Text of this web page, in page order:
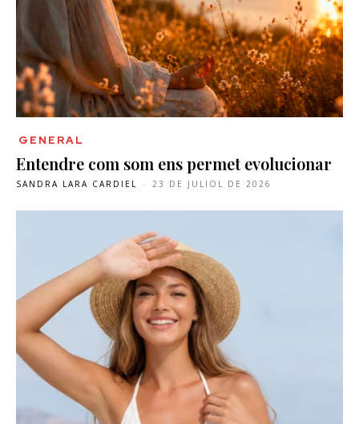
GENERAL
Entendre com som ens permet evolucionar
SANDRA LARA CARDIEL - 23 DE JULIOL DE 2026